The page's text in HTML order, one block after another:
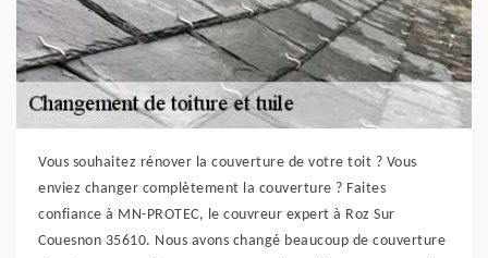
Vous souhaitez rénover la couverture de votre toit ? Vous
enviez changer complètement la couverture ? Faites
confiance à MN-PROTEC, le couvreur expert à Roz Sur
Couesnon 35610. Nous avons changé beaucoup de couverture